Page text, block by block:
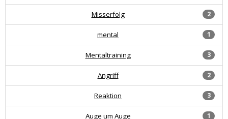
2
Misserfolg
1
mental
3
Mentaltraining
2
Angriff
3
Reaktion
1
Auge um Auge